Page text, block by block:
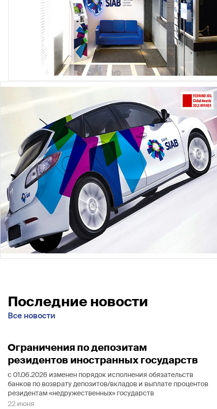
Последние новости
Все новости
Ограничения по депозитам
резидентов иностранных государств
с 01.06.2026 изменен порядок исполнения обязательств
банков по возврату депозитов/вкладов и выплате процентов
резидентам «недружественных» государств
22 июня